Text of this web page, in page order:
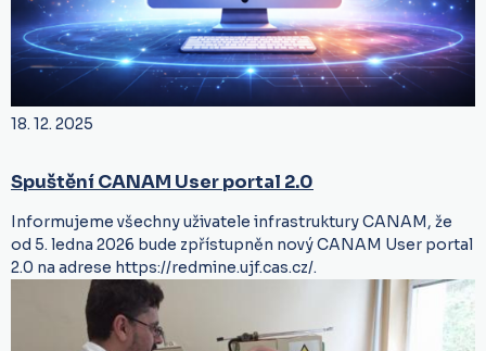
18. 12. 2025
Spuštění CANAM User portal 2.0
Informujeme všechny uživatele infrastruktury CANAM, že
od 5. ledna 2026 bude zpřístupněn nový CANAM User portal
2.0 na adrese https://redmine.ujf.cas.cz/.